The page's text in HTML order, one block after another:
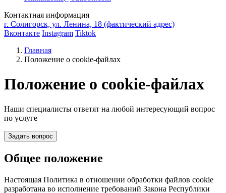
Контактная информация
г. Солигорск, ул. Ленина, 18 (фактический адрес)
Вконтакте Instagram Tiktok
Главная
Положение о cookie-файлах
Положение о cookie-файлах
Наши специалисты ответят на любой интересующий вопрос
по услуге
Задать вопрос
Общее положение
Настоящая Политика в отношении обработки файлов cookie
разработана во исполнение требований Закона Республики